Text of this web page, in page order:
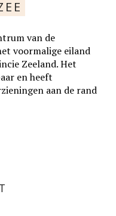
van de
voormalige eiland
Zeeland. Het
en heeft
aan de rand